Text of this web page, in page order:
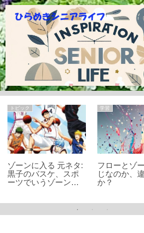
トピック
ゾーンに入る 元ネタ:
黒子のバスケ、スポ
ーツでいうゾーンと
学習
フローとゾ
じなのか、
か？